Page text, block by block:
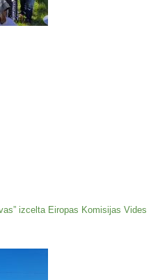
izcelta Eiropas Komisijas Vides